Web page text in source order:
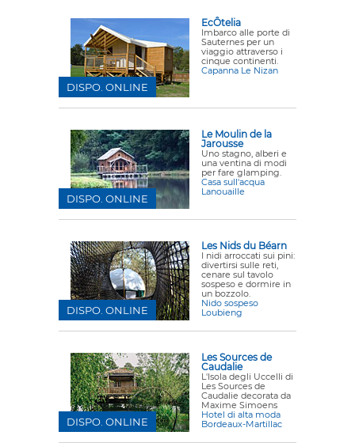
EcÔtelia
Imbarco alle porte di
Sauternes per un
viaggio attraverso i
cinque continenti.
Capanna Le Nizan
DISPO. ONLINE
Le Moulin de la
Jarousse
Uno stagno, alberi e
una ventina di modi
per fare glamping.
Casa sull'acqua
Lanouaille
DISPO. ONLINE
Les Nids du Béarn
I nidi arroccati sui pini:
divertirsi sulle reti,
cenare sul tavolo
sospeso e dormire in
un bozzolo.
Nido sospeso
Loubieng
DISPO. ONLINE
Les Sources de
Caudalie
L'Isola degli Uccelli di
Les Sources de
Caudalie decorata da
Maxime Simoens
Hotel di alta moda
Bordeaux-Martillac
DISPO. ONLINE